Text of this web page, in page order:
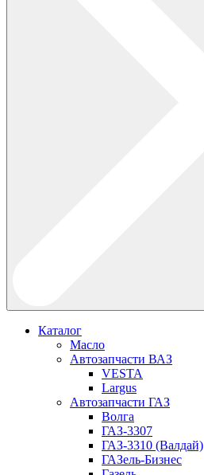
Каталог
Масло
Автозапчасти ВАЗ
VESTA
Largus
Автозапчасти ГАЗ
Волга
ГАЗ-3307
ГАЗ-3310 (Валдай)
ГАЗель-Бизнес